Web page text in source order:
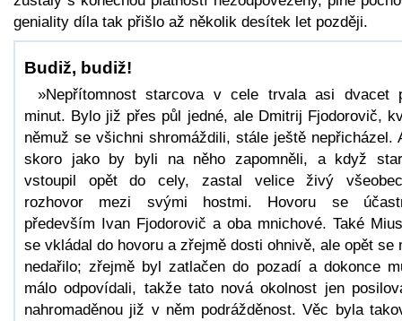
geniality díla tak přišlo až několik desítek let později.
Budiž, budiž!
»Nepřítomnost starcova v cele trvala asi dvacet
minut. Bylo již přes půl jedné, ale Dmitrij Fjodorovič,
němuž se všichni shromáždili, stále ještě nepřicházel.
skoro jako by byli na něho zapomněli, a když
vstoupil opět do cely, zastal velice živý
rozhovor mezi svými hostmi. Hovoru se
především Ivan Fjodorovič a oba mnichové. Také
se vkládal do hovoru a zřejmě dosti ohnivě, ale opět se
nedařilo; zřejmě byl zatlačen do pozadí a dokonce
málo odpovídali, takže tato nová okolnost jen
nahromaděnou již v něm podrážděnost. Věc byla